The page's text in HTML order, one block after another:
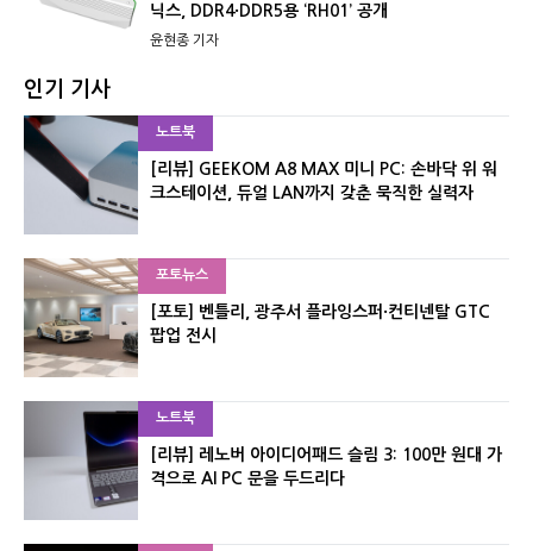
닉스, DDR4·DDR5용 ‘RH01’ 공개
윤현종 기자
인기 기사
노트북
[리뷰] GEEKOM A8 MAX 미니 PC: 손바닥 위 워
크스테이션, 듀얼 LAN까지 갖춘 묵직한 실력자
포토뉴스
[포토] 벤틀리, 광주서 플라잉스퍼·컨티넨탈 GTC
팝업 전시
노트북
[리뷰] 레노버 아이디어패드 슬림 3: 100만 원대 가
격으로 AI PC 문을 두드리다